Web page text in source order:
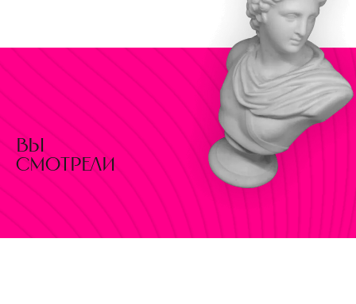
вы
смотрели